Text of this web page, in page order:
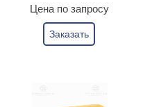
Цена по запросу
Заказать